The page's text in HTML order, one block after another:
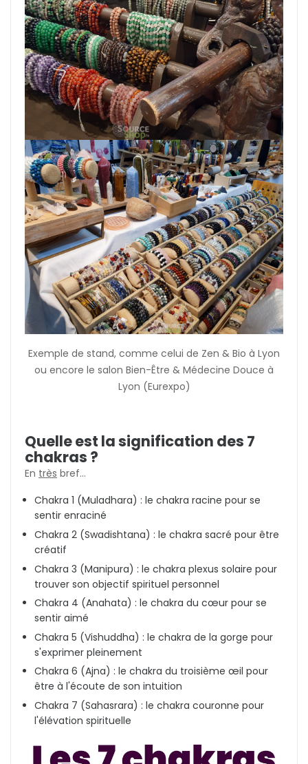
Exemple de stand, comme celui de Zen & Bio à Lyon
ou encore le salon Bien-Être & Médecine Douce à
Lyon (Eurexpo)
Quelle est la signification des 7
chakras ?
En très bref...
Chakra 1 (Muladhara) : le chakra racine pour se
sentir enraciné
Chakra 2 (Swadishtana) : le chakra sacré pour être
créatif
Chakra 3 (Manipura) : le chakra plexus solaire pour
trouver son objectif spirituel personnel
Chakra 4 (Anahata) : le chakra du cœur pour se
sentir aimé
Chakra 5 (Vishuddha) : le chakra de la gorge pour
s'exprimer pleinement
Chakra 6 (Ajna) : le chakra du troisième œil pour
être à l'écoute de son intuition
Chakra 7 (Sahasrara) : le chakra couronne pour
l'élévation spirituelle